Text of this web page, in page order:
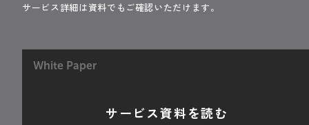
サービス詳細は資料でもご確認いただけます。
White Paper
サービス資料を読む